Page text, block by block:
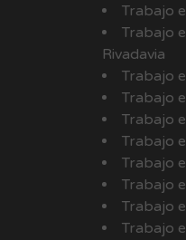
Trabajo
Trabajo
Rivadavia
Trabajo
Trabajo
Trabajo
Trabajo
Trabajo
Trabajo
Trabajo
Trabajo